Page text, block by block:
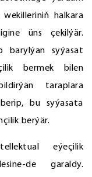
halkara
üns çekilýär.
barylýan syýasat
bermek bilen
taraplara
bu syýasata
berýär.
eýeçilik
de garaldy.